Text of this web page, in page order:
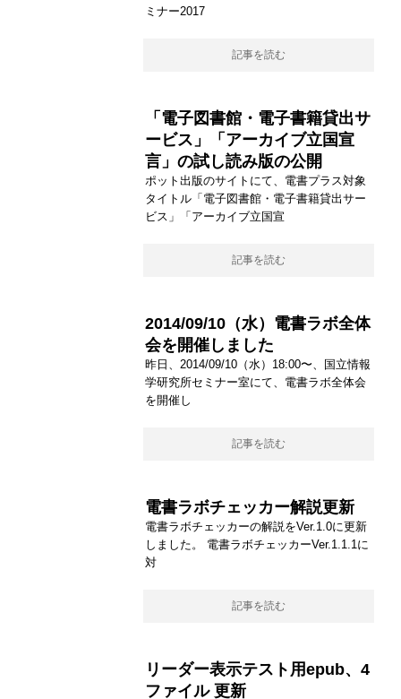
ミナー2017
記事を読む
「電子図書館・電子書籍貸出サ
ービス」「アーカイブ立国宣
言」の試し読み版の公開
ポット出版のサイトにて、電書プラス対象
タイトル「電子図書館・電子書籍貸出サー
ビス」「アーカイブ立国宣
記事を読む
2014/09/10（水）電書ラボ全体
会を開催しました
昨日、2014/09/10（水）18:00〜、国立情報
学研究所セミナー室にて、電書ラボ全体会
を開催し
記事を読む
電書ラボチェッカー解説更新
電書ラボチェッカーの解説をVer.1.0に更新
しました。 電書ラボチェッカーVer.1.1.1に
対
記事を読む
リーダー表示テスト用epub、4
ファイル 更新